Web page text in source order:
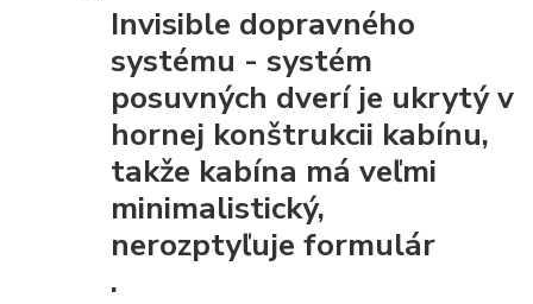
Invisible dopravného
systému - systém
posuvných dverí je ukrytý v
hornej konštrukcii kabínu,
takže kabína má veľmi
minimalistický,
nerozptyľuje formulár
.